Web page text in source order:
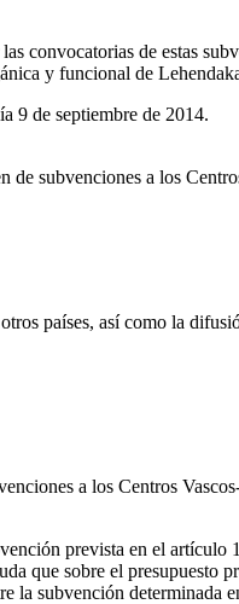
convocatorias de estas
y funcional de
9 de septiembre de 2014.
subvenciones a los
países, así como la
a los Centros
prevista en el artículo
que sobre el presupuesto
la subvención determinada